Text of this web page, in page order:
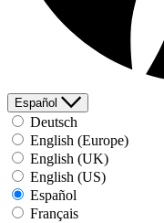
Español
Deutsch
English (Europe)
English (UK)
English (US)
Español
Français